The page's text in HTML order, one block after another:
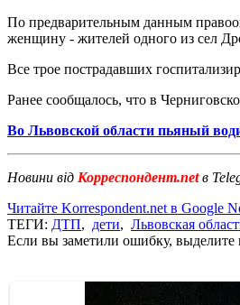
По предварительным данным
женщину - жителей одного из сел
Все трое пострадавших
Ранее сообщалось, что в
Во Львовской области пьяный
Новини від Корреспондент.netв
Читайте Korrespondent.net в Google
ТЕГИ: ДТП, дети, Львовская
Если вы заметили ошибку,